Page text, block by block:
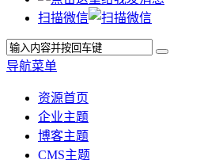
扫描微信
导航菜单
资源首页
企业主题
博客主题
CMS主题